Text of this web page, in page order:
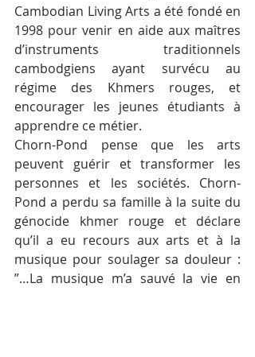
Cambodian Living Arts a été fondé en
1998 pour venir en aide aux maîtres
d’instruments traditionnels
cambodgiens ayant survécu au
régime des Khmers rouges, et
encourager les jeunes étudiants à
apprendre ce métier.
Chorn-Pond pense que les arts
peuvent guérir et transformer les
personnes et les sociétés. Chorn-
Pond a perdu sa famille à la suite du
génocide khmer rouge et déclare
qu’il a eu recours aux arts et à la
musique pour soulager sa douleur :
”…La musique m’a sauvé la vie en